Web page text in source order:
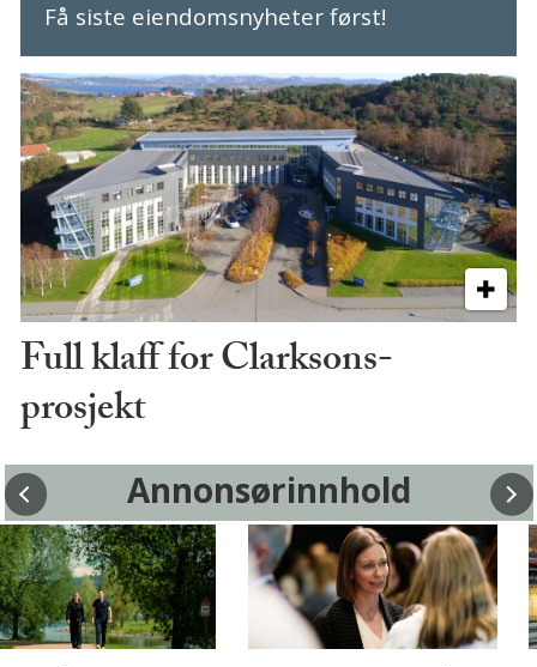
Få siste eiendomsnyheter først!
Full klaff for Clarksons-
prosjekt
Annonsørinnhold